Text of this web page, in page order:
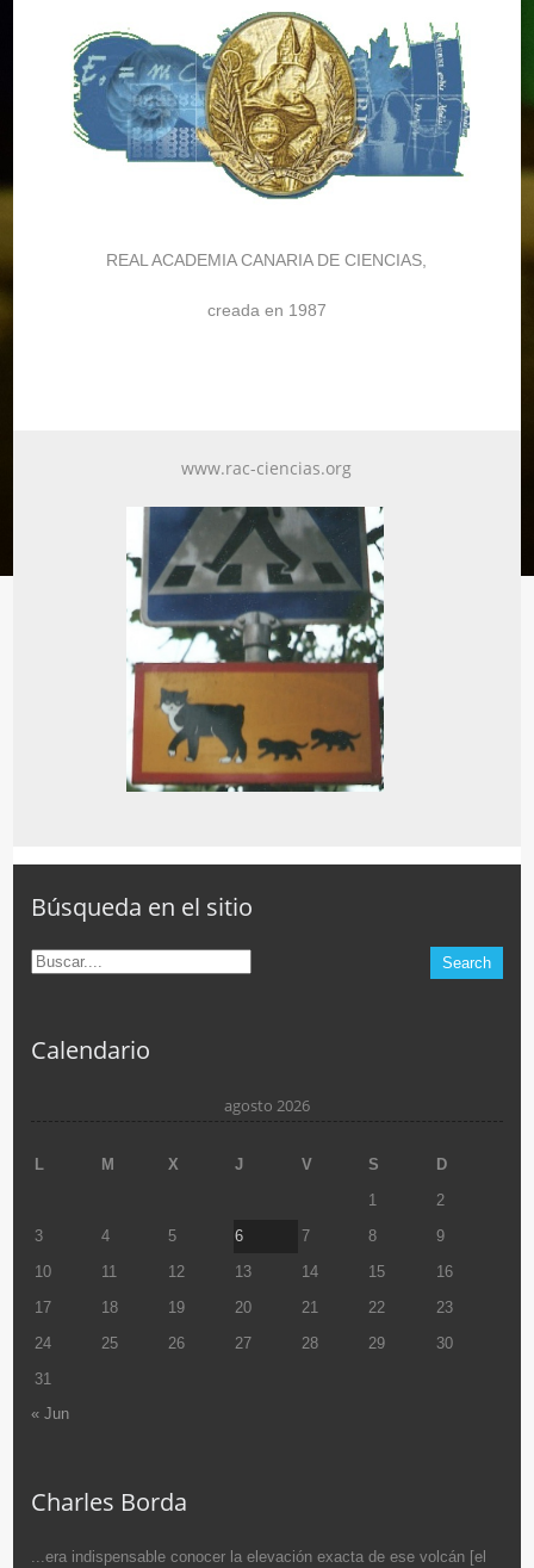
REAL ACADEMIA CANARIA DE CIENCIAS,
creada en 1987
www.rac-ciencias.org
Búsqueda en el sitio
Calendario
agosto 2026
L M X J V S
D
1
2
3
4 5 6 7 8
9
10
11 12 13 14 15
16
17
18 19 20 21 22
23
24
25 26 27 28 29
30
31
« Jun
Charles Borda
...era indispensable conocer la elevación exacta de ese volcán [el